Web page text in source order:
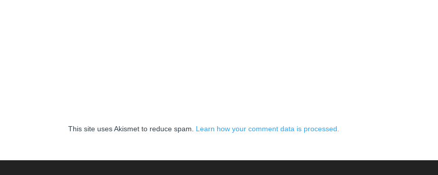
This site uses Akismet to reduce spam. Learn how your comment data is processed.